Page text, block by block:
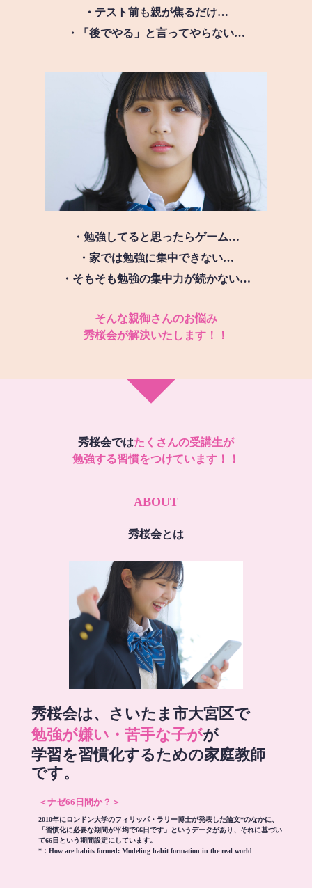
・テスト前も親が焦るだけ…
・「後でやる」と言ってやらない…
・勉強してると思ったらゲーム…
・家では勉強に集中できない…
・そもそも勉強の集中力が続かない…
そんな親御さんのお悩み
秀桜会が解決いたします！！
秀桜会ではたくさんの受講生が
勉強する習慣をつけています！！
ABOUT
秀桜会とは
秀桜会は、さいたま市大宮区で
勉強が嫌い・苦手な子がが
学習を習慣化するための家庭教師
です。
＜ナゼ66日間か？＞
2010年にロンドン大学のフィリッパ・ラリー博士が発表した論文*のなかに、
「習慣化に必要な期間が平均で66日です」というデータがあり、それに基づい
て66日という期間設定にしています。
*： How are habits formed: Modeling habit formation in the real world